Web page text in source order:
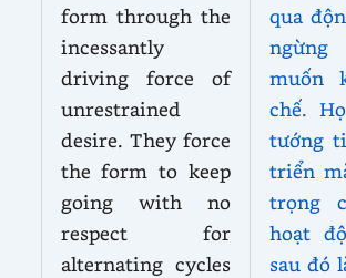
form through the
incessantly
driving force of
unrestrained
desire. They force
the form to keep
going with no
respect for
alternating cycles
qua
muốn
chế.
tướng
triển
trọng
hoạt
sau đó